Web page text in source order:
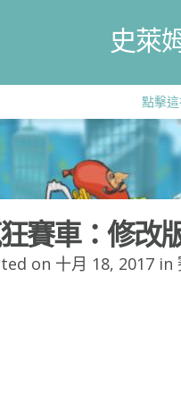
史萊
點擊
賽車：修改
on 十月 18, 2017 in